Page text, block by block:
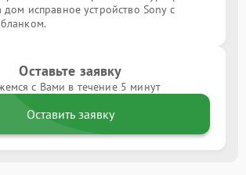
дом исправное устройство Sony с
Оставьте заявку
с Вами в течение 5 минут
Оставить заявку